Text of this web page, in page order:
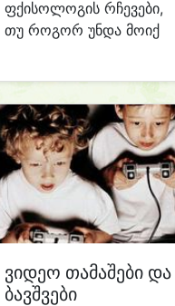
ფქისოლოგის რჩევები,
თუ როგორ უნდა მოიქ
ვიდეო თამაშები და
ბავშვები